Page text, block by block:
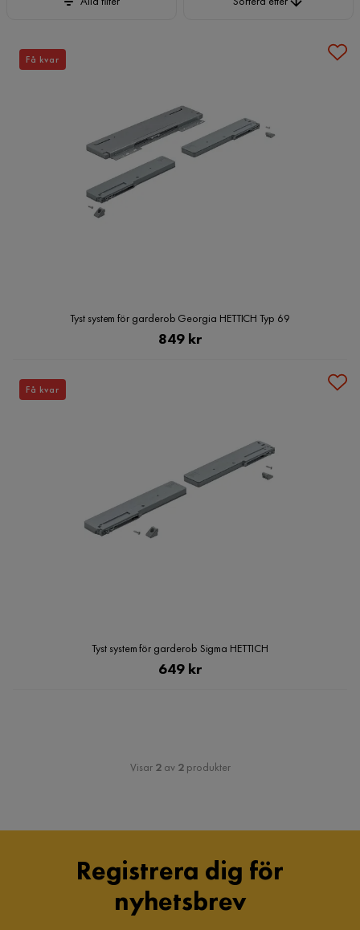
Tyst system för garderob Georgia HETTICH Typ 69
Pris
849 kr
Få kvar
Tyst system för garderob Sigma HETTICH
Pris
649 kr
Få kvar
Visar 2av 2produkter
Registrera dig för
nyhetsbrev